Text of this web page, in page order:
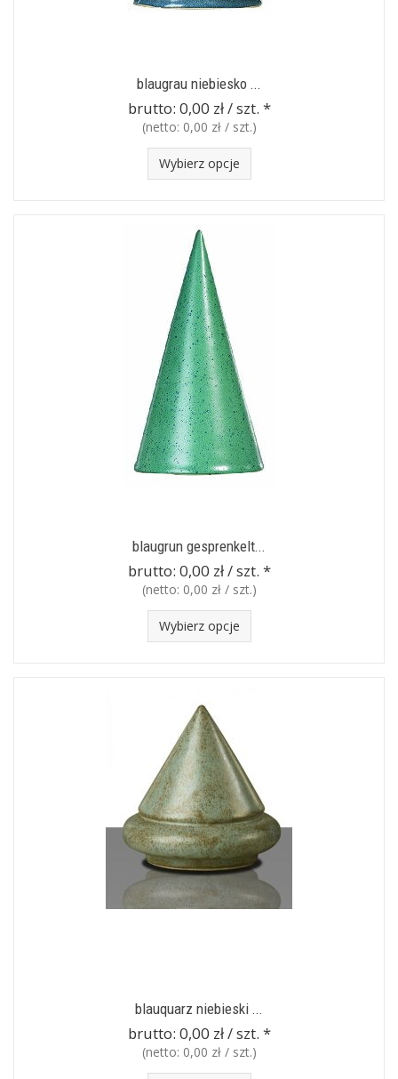
blaugrau niebiesko ...
brutto: 0,00 zł / szt. *
(netto: 0,00 zł / szt.)
Wybierz opcje
blaugrun gesprenkelt...
brutto: 0,00 zł / szt. *
(netto: 0,00 zł / szt.)
Wybierz opcje
blauquarz niebieski ...
brutto: 0,00 zł / szt. *
(netto: 0,00 zł / szt.)